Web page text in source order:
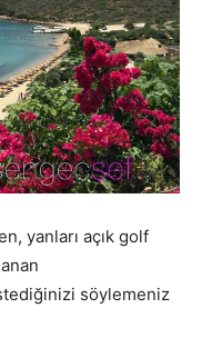
yanları açık golf
söylemeniz